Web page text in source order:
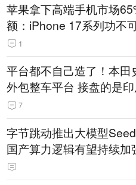
苹果拿下高端手机市场
额：iPhone 17系列功不
1
平台都不自己造了！本田
外包整车平台 接盘的是
7
字节跳动推出大模型
国产算力逻辑有望持续加